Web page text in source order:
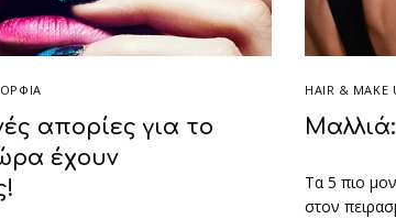
απορίες για το
έχουν
HAIR & MAKE
Τα 5 πιο
στον